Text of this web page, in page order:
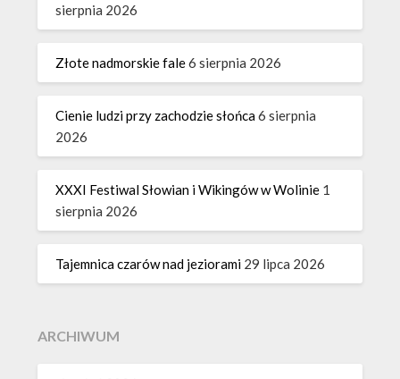
sierpnia 2026
Złote nadmorskie fale6 sierpnia 2026
Cienie ludzi przy zachodzie słońca6 sierpnia
2026
XXXI Festiwal Słowian i Wikingów w Wolinie 1
sierpnia 2026
Tajemnica czarów nad jeziorami 29 lipca 2026
ARCHIWUM